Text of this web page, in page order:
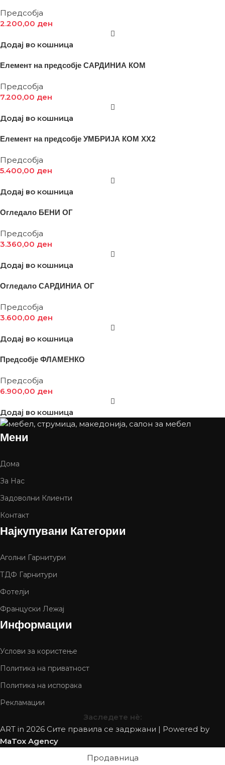
Предсобја
2.200,00 ден
Додај во кошница
Елемент на предсобје САРДИНИА КОМ
Предсобја
7.200,00 ден
Додај во кошница
Елемент на предсобје УМБРИЈА КОМ ХХ2
Предсобја
5.400,00 ден
Додај во кошница
Огледало БЕНИ ОГ
Предсобја
3.360,00 ден
Додај во кошница
Огледало САРДИНИА ОГ
Предсобја
3.600,00 ден
Додај во кошница
Предсобје ФЛАМЕНКО
Предсобја
6.900,00 ден
Додај во кошница
Мени
Дома
За Нас
Задоволни Клиенти
Контакт
Најкупувани Категории
Аголни Гарнитури
ТДФ Гарнитури
Фотелји
Француски Лежај
Информации
Услови за користење
Политика на приватност
Политика на испорака
Рекламации
Заследете нѐ:
ART in 2026 Сите правила се задржани | Powered by
MaTox Agency
Продавница